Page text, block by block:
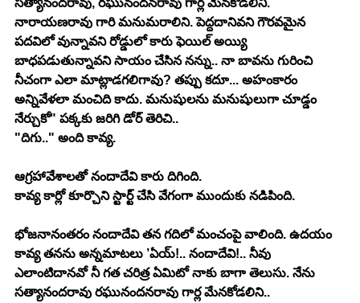
నారాయణరావు గారి మనుమరాలిని. పెద్దదానివని గౌరవమైన
పదవిలో వున్నావని రోడ్డులో కారు ఫెయిల్ అయ్యి
బాధపడుతున్నావని సాయం చేసిన నన్ను.. నా బావను గురించి
నీచంగా ఎలా మాట్లాడగలిగావు? తప్పు కదూ... అహంకారం
అన్నివేళలా మంచిది కాదు. మనుషులను మనుషులుగా చూడ్డం
నేర్చుకో" పక్కకు జరిగి డోర్ తెరిచి..
"దిగు.." అంది కావ్య.
ఆగ్రహావేశాలతో నందాదేవి కారు దిగింది.
కావ్య కార్లో కూర్చొని స్టార్ట్ చేసి వేగంగా ముందుకు నడిపింది.
భోజనానంతరం నందాదేవి తన గదిలో మంచంపై వాలింది. ఉదయం
కావ్య తనను అన్నమాటలు ’ఏయ్!.. నందాదేవి!.. నీవు
ఎలాంటిదానవో నీ గత చరిత్ర ఏమిటో నాకు బాగా తెలుసు. నేను
సత్యానందరావు రఘునందనరావు గార్ల మేనకోడలిని..